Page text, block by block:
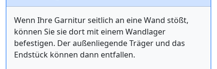
Wenn Ihre Garnitur seitlich an eine Wand stößt,
können Sie sie dort mit einem Wandlager
befestigen. Der außenliegende Träger und das
Endstück können dann entfallen.